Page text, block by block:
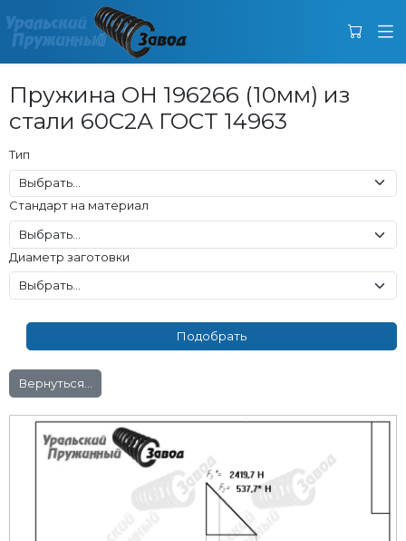
Пружина ОН 196266 (10мм) из
стали 60С2А ГОСТ 14963
Тип
Стандарт на материал
Диаметр заготовки
Вернуться...